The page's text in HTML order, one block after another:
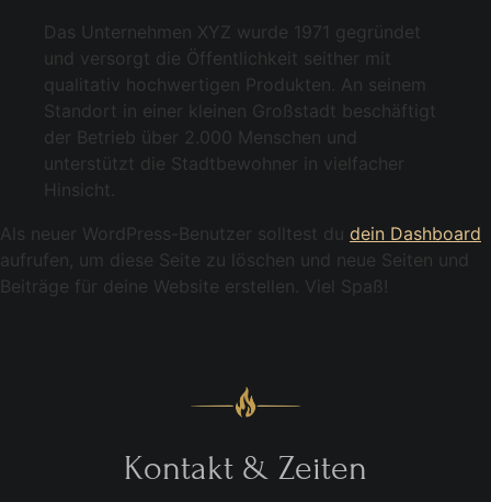
Das Unternehmen XYZ wurde 1971 gegründet
und versorgt die Öffentlichkeit seither mit
qualitativ hochwertigen Produkten. An seinem
Standort in einer kleinen Großstadt beschäftigt
der Betrieb über 2.000 Menschen und
unterstützt die Stadtbewohner in vielfacher
Hinsicht.
Als neuer WordPress-Benutzer solltest du dein Dashboard
aufrufen, um diese Seite zu löschen und neue Seiten und
Beiträge für deine Website erstellen. Viel Spaß!
Kontakt & Zeiten